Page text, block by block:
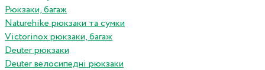
Рюкзаки, багаж
Naturehike рюкзаки та сумки
Victorinox рюкзаки, багаж
Deuter рюкзаки
Deuter велосипедні рюкзаки